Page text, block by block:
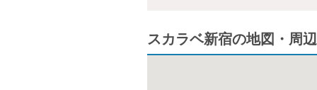
スカラベ新宿の地図・周